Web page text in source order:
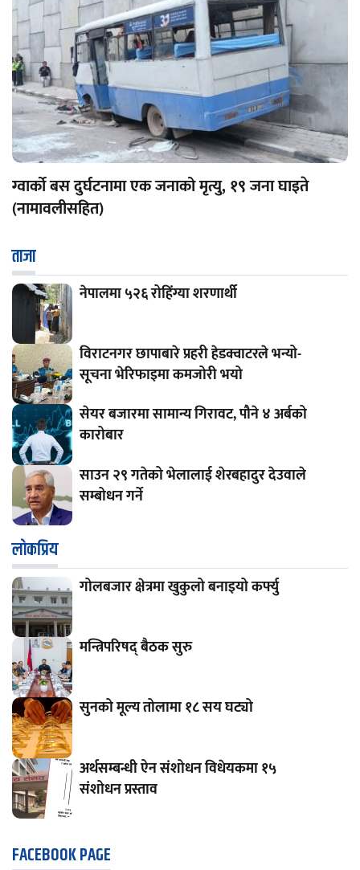
ग्वार्को बस दुर्घटनामा एक जनाको मृत्यु, १९ जना घाइते
(नामावलीसहित)
ताजा
नेपालमा ५२६ रोहिंग्या शरणार्थी
विराटनगर छापाबारे प्रहरी हेडक्वाटरले भन्यो-
सूचना भेरिफाइमा कमजोरी भयो
सेयर बजारमा सामान्य गिरावट, पौने ४ अर्बको
कारोबार
साउन २९ गतेको भेलालाई शेरबहादुर देउवाले
सम्बोधन गर्ने
लाेकप्रिय
गोलबजार क्षेत्रमा खुकुलो बनाइयो कर्फ्यु
मन्त्रिपरिषद् बैठक सुरु
सुनको मूल्य तोलामा १८ सय घट्यो
अर्थसम्बन्धी ऐन संशोधन विधेयकमा १५
संशोधन प्रस्ताव
FACEBOOK PAGE